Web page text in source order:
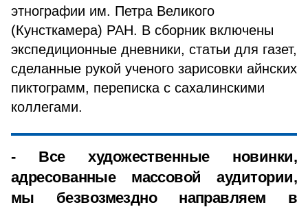
этнографии им. Петра Великого
(Кунсткамера) РАН. В сборник включены
экспедиционные дневники, статьи для газет,
сделанные рукой ученого зарисовки айнских
пиктограмм, переписка с сахалинскими
коллегами.
- Все художественные новинки,
адресованные массовой аудитории,
мы безвозмездно направляем в